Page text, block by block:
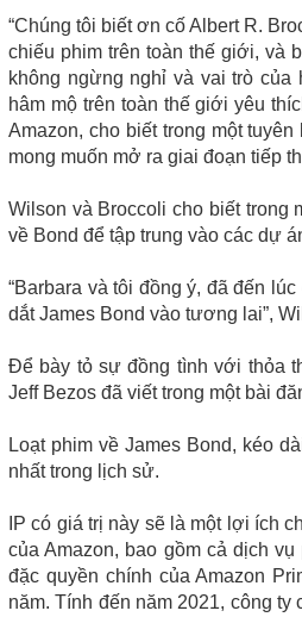
“Chúng tôi biết ơn cố Albert R.
chiếu phim trên toàn thế giới, và
không ngừng nghỉ và vai trò
hâm mộ trên toàn thế giới yêu
Amazon, cho biết trong một
mong muốn mở ra giai đoạn tiếp
Wilson và Broccoli cho biết trong
về Bond để tập trung vào các dự
“Barbara và tôi đồng ý, đã đến
dắt James Bond vào tương lai”,
Để bày tỏ sự đồng tình với thỏa
Jeff Bezos đã viết trong một bài
Loạt phim về James Bond, kéo
nhất trong lịch sử.
IP có giá trị này sẽ là một lợi ích
của Amazon, bao gồm cả dịch
đặc quyền chính của Amazon
năm. Tính đến năm 2021, công